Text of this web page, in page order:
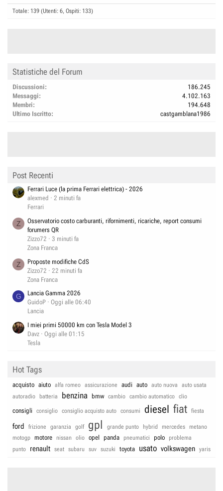
Totale: 139 (Utenti: 6, Ospiti: 133)
Statistiche del Forum
Discussioni
186.245
Messaggi
4.102.163
Membri
194.648
Ultimo Iscritto
castgamblana1986
Post Recenti
Ferrari Luce (la prima Ferrari elettrica) - 2026
alexmed
2 minuti fa
Ferrari
Z
Osservatorio costo carburanti, rifornimenti, ricariche, report consumi
forumers QR
Zizzo72
3 minuti fa
Zona Franca
Z
Proposte modifiche CdS
Zizzo72
22 minuti fa
Zona Franca
G
Lancia Gamma 2026
GuidoP
Oggi alle 06:40
Lancia
I miei primi 50000 km con Tesla Model 3
Davz
Oggi alle 01:15
Tesla
Hot Tags
acquisto aiuto alfa romeo assicurazione audi auto auto nuova
auto usata
autoradio
batteria benzina bmw cambio cambio automatico clio
consigli consiglio consiglio acquisto auto consumi diesel fiat fiesta
ford frizione garanzia golf gpl grande punto hybrid mercedes
metano
motogp
motore nissan olio opel panda pneumatici polo
problema
punto
renault seat subaru suv suzuki toyota usato volkswagen yaris